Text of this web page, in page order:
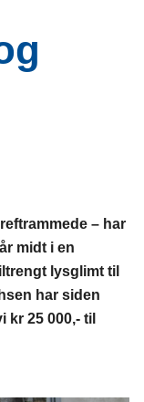
– har
midt i en
lysglimt til
har siden
kr 25 000,- til